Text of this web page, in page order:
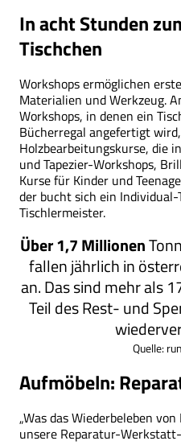
In acht Stunden
Tischchen
Workshops ermöglichen
Materialien und Werkzeug.
Workshops, in denen ein
Bücherregal angefertigt
Holzbearbeitungskurse, die
und Tapezier-Workshops,
Kurse für Kinder und
der bucht sich ein
Tischlermeister.
Über 1,7 Millionen
fallen jährlich in
an. Das sind mehr als
Teil des Rest- und
Quelle:
Aufmöbeln:
„Was das Wiederbeleben
unsere Reparatur-